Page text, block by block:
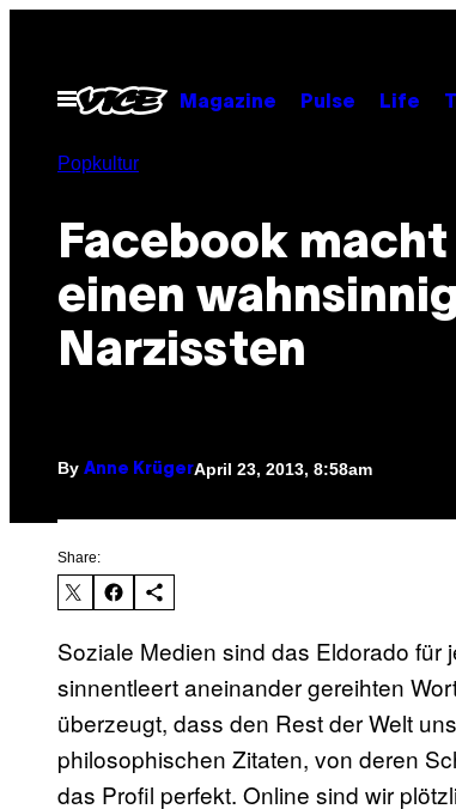
contentOpen
Menu
Magazine Pulse Life
Popkultur
Facebook
einen
Narzissten
By Anne KrügerApril 23, 2013, 8:58am
Share:
Soziale Medien sind das Eldorado für
sinnentleert aneinander gereihten
überzeugt, dass den Rest der Welt
philosophischen Zitaten, von deren
das Profil perfekt. Online sind wir